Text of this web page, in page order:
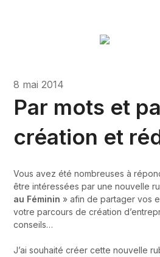
8 mai 2014
Par mots et
création et
Vous avez été nombreuses à
être intéressées par une nouvelle
au Féminin » afin de partager vos
votre parcours de création
conseils…
J’ai souhaité créer cette nouvelle